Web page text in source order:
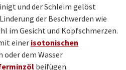
und der Schleim gelöst
der Beschwerden wie
im Gesicht und Kopfschmerzen.
einer isotonischen
oder dem Wasser
beifügen.